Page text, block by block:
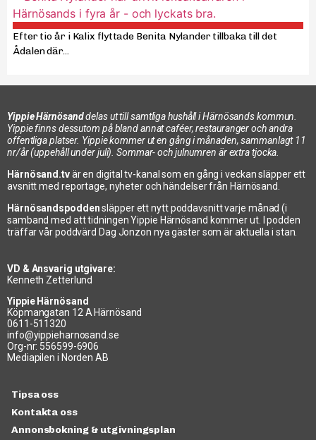
Efter tio år i Kalix flyttade Benita Nylander tillbaka till det
Ådalen där...
Yippie Härnösanddelas ut till samtliga hushåll i Härnösands kommun.
Yippie finns dessutom på bland annat caféer, restauranger och andra
offentliga platser. Yippie kommer ut en gång i månaden, sammanlagt 11
nr/år (uppehåll under juli). Sommar- och julnumren är extra tjocka.
Härnösand.tvär en digital tv-kanal som en gång i veckan släpper ett
avsnitt med reportage, nyheter och händelser från Härnösand.
Härnösandspoddensläpper ett nytt poddavsnitt varje månad (i
samband med att tidningen Yippie Härnösand kommer ut. I podden
träffar vår poddvärd Dag Jonzon nya gäster som är aktuella i stan.
VD & Ansvarig utgivare:
Kenneth Zetterlund
Yippie Härnösand
Köpmangatan 12 A Härnösand
0611-511320
info@yippieharnosand.se
Org-nr: 556599-6906
Mediapilen i Norden AB
Tipsa oss
Kontakta oss
Annonsbokning & utgivningsplan